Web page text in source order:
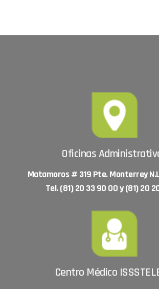
Oficinas
Matamoros # 319 Pte. Monterrey
Tel. (81) 20 33 90 00 y (81) 20
Centro Médico